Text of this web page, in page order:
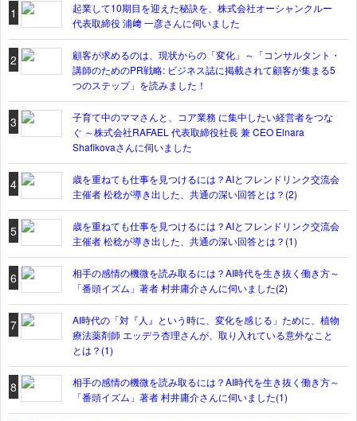
1
起業して10期目を迎えた秘訣を、株式会社オーシャンクルー
代表取締役 浦﨑 一彦さんに伺いました
2
顧客が求めるのは、現状からの「変化」～「コンサルタント・
講師のためのPR戦略: ビジネス誌に掲載されて顧客が集まる5
つのステップ」を読みました！
3
子育て中のママさんと、コア業務 に集中したい経営者をつな
ぐ ～株式会社RAFAEL 代表取締役社長 兼 CEO Elnara
Shafikovaさんに伺いました
4
歳を重ねても仕事を見つけるには？AIとフレンドリンク交流会
主催者 松稔が導き出した、共通の深い回答とは？(2)
5
歳を重ねても仕事を見つけるには？AIとフレンドリンク交流会
主催者 松稔が導き出した、共通の深い回答とは？(1)
6
相手の感情の機微を読み取るには？AI時代を生き抜く働き方～
「番頭イズム」著者 村井庸介さんに伺いました(2)
7
AI時代の「対『人』という時に、変化を感じる」ために、植物
療法薬剤師 エッデラ杏理さんが、取り入れている意外なこと
とは？(1)
8
相手の感情の機微を読み取るには？AI時代を生き抜く働き方～
「番頭イズム」著者 村井庸介さんに伺いました(1)